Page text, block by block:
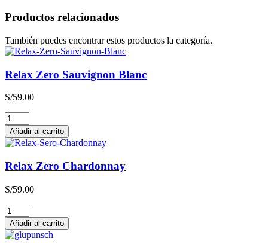
Productos relacionados
También puedes encontrar estos productos la categoría.
Relax Zero Sauvignon Blanc
S/59.00
Relax
Zero
Sauvignon
Blanc
cantidad
Añadir al carrito
Relax Zero Chardonnay
S/59.00
Relax
Zero
Chardonnay
cantidad
Añadir al carrito